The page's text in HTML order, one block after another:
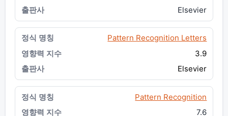
Elsevier
Pattern Recognition Letters
3.9
Elsevier
Pattern Recognition
7.6